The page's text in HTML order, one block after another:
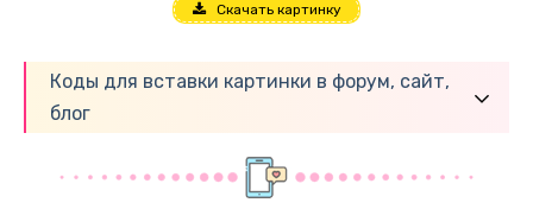
Скачать картинку
Коды для вставки картинки в форум, сайт,
блог